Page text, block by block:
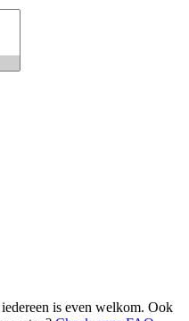
is even welkom. Ook